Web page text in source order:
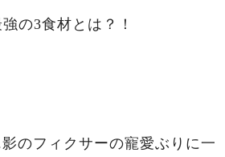
の3食材とは？！
のフィクサーの寵愛ぶりに一